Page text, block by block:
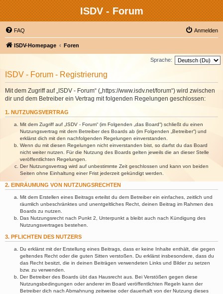
ISDV - Forum
FAQ Anmelden
ISDV-Homepage Foren
Sprache:
ISDV - Forum - Registrierung
Mit dem Zugriff auf „ISDV - Forum“ („https://www.isdv.net/forum“) wird zwischen
dir und dem Betreiber ein Vertrag mit folgenden Regelungen geschlossen:
1. NUTZUNGSVERTRAG
Mit dem Zugriff auf „ISDV - Forum“ (im Folgenden „das Board“) schließt du einen
Nutzungsvertrag mit dem Betreiber des Boards ab (im Folgenden „Betreiber“) und
erklärst dich mit den nachfolgenden Regelungen einverstanden.
Wenn du mit diesen Regelungen nicht einverstanden bist, so darfst du das Board
nicht weiter nutzen. Für die Nutzung des Boards gelten jeweils die an dieser Stelle
veröffentlichten Regelungen.
Der Nutzungsvertrag wird auf unbestimmte Zeit geschlossen und kann von beiden
Seiten ohne Einhaltung einer Frist jederzeit gekündigt werden.
2. EINRÄUMUNG VON NUTZUNGSRECHTEN
Mit dem Erstellen eines Beitrags erteilst du dem Betreiber ein einfaches, zeitlich und
räumlich unbeschränktes und unentgeltliches Recht, deinen Beitrag im Rahmen des
Boards zu nutzen.
Das Nutzungsrecht nach Punkt 2, Unterpunkt a bleibt auch nach Kündigung des
Nutzungsvertrages bestehen.
3. PFLICHTEN DES NUTZERS
Du erklärst mit der Erstellung eines Beitrags, dass er keine Inhalte enthält, die gegen
geltendes Recht oder die guten Sitten verstoßen. Du erklärst insbesondere, dass du
das Recht besitzt, die in deinen Beiträgen verwendeten Links und Bilder zu setzen
bzw. zu verwenden.
Der Betreiber des Boards übt das Hausrecht aus. Bei Verstößen gegen diese
Nutzungsbedingungen oder anderer im Board veröffentlichten Regeln kann der
Betreiber dich nach Abmahnung zeitweise oder dauerhaft von der Nutzung dieses